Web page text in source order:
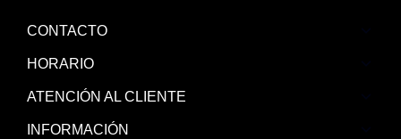
CONTACTO
HORARIO
ATENCIÓN AL CLIENTE
INFORMACIÓN